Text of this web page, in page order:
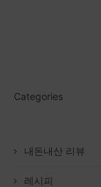
Categories
내돈내산 리뷰
레시피